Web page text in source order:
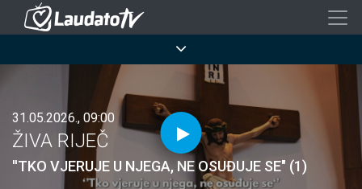
Skoči
sadržaj
31.05.2026., 09:00
ŽIVA RIJEČ
''TKO VJERUJE U NJEGA, NE OSUĐUJE SE" (1)